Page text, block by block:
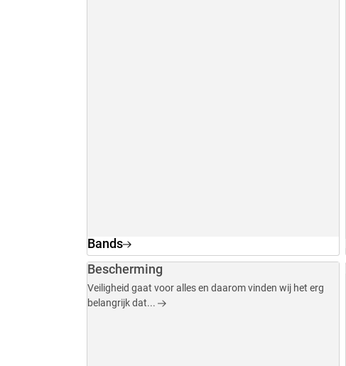
Bands
Bescherming
Veiligheid gaat voor alles en daarom vinden wij het erg
belangrijk dat...